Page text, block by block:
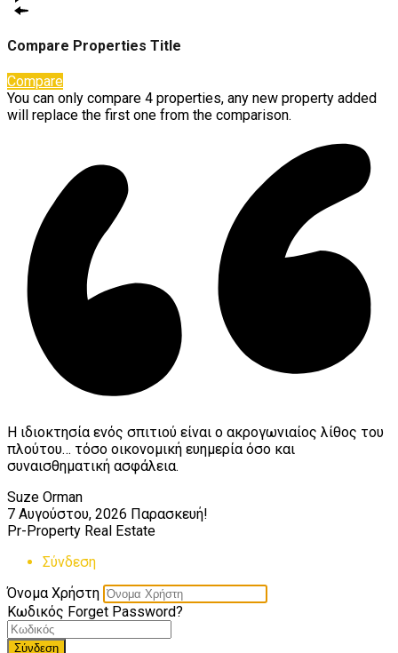
Compare Properties Title
Compare
You can only compare 4 properties, any new property added
will replace the first one from the comparison.
Η ιδιοκτησία ενός σπιτιού είναι ο ακρογωνιαίος λίθος του
πλούτου… τόσο οικονομική ευημερία όσο και
συναισθηματική ασφάλεια.
Suze Orman
7 Αυγούστου, 2026 Παρασκευή!
Pr-Property Real Estate
Σύνδεση
Όνομα Χρήστη
Κωδικός Forget Password?
Σύνδεση